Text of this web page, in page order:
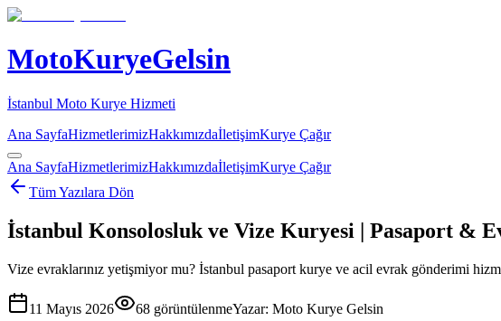
MotoKuryeGelsin
İstanbul Moto Kurye Hizmeti
Ana SayfaHizmetlerimizHakkımızdaİletişimKurye Çağır
Ana SayfaHizmetlerimizHakkımızdaİletişimKurye Çağır
Tüm Yazılara Dön
İstanbul Konsolosluk ve Vize Kuryesi | Pasaport &
Vize evraklarınız yetişmiyor mu? İstanbul pasaport kurye ve acil evrak gönderimi
11 Mayıs 2026 68 görüntülenmeYazar: Moto Kurye Gelsin